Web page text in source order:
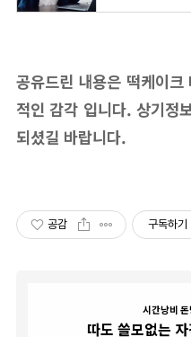
공유드린 내용은 떡케이
적인 감각 입니다. 상기정
되셨길 바랍니다.
공감 구독하기
시간낭비
따도 쓸모없는